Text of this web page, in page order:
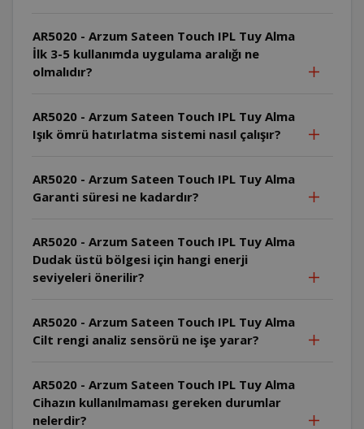
AR5020 - Arzum Sateen Touch IPL Tuy Alma
İlk 3-5 kullanımda uygulama aralığı ne
olmalıdır?
AR5020 - Arzum Sateen Touch IPL Tuy Alma
Işık ömrü hatırlatma sistemi nasıl çalışır?
AR5020 - Arzum Sateen Touch IPL Tuy Alma
Garanti süresi ne kadardır?
AR5020 - Arzum Sateen Touch IPL Tuy Alma
Dudak üstü bölgesi için hangi enerji
seviyeleri önerilir?
AR5020 - Arzum Sateen Touch IPL Tuy Alma
Cilt rengi analiz sensörü ne işe yarar?
AR5020 - Arzum Sateen Touch IPL Tuy Alma
Cihazın kullanılmaması gereken durumlar
nelerdir?